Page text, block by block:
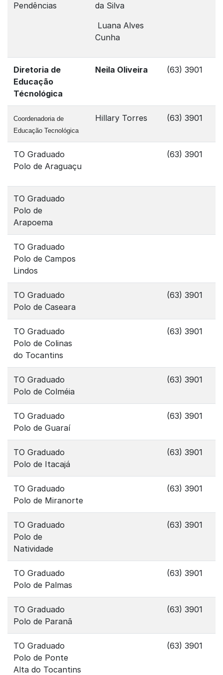
Pendências
da Silva
Luana Alves
Cunha
Diretoria de
Educação
Técnológica
Neila Oliveira (63) 3901
Coordenadoria de
Educação Tecnológica
Hillary Torres (63) 3901
TO Graduado
Polo de Araguaçu
(63) 3901
TO Graduado
Polo de
Arapoema
TO Graduado
Polo de Campos
Lindos
TO Graduado
Polo de Caseara
(63) 3901
TO Graduado
Polo de Colinas
do Tocantins
(63) 3901
TO Graduado
Polo de Colméia
(63) 3901
TO Graduado
Polo de Guaraí
(63) 3901
TO Graduado
Polo de Itacajá
(63) 3901
TO Graduado
Polo de Miranorte
(63) 3901
TO Graduado
Polo de
Natividade
(63) 3901
TO Graduado
Polo de Palmas
(63) 3901
TO Graduado
Polo de Paranã
(63) 3901
TO Graduado
Polo de Ponte
Alta do Tocantins
(63) 3901